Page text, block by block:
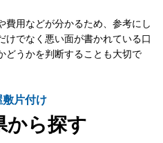
費用などが分かるため、参考にし
けでなく悪い面が書かれている口
どうかを判断することも大切で
敷片付け
から探す